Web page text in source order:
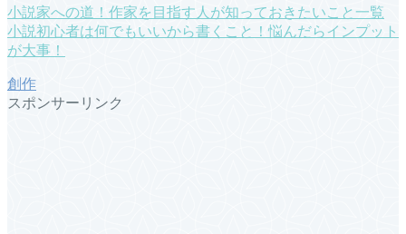
小説家への道！作家を目指す人が知っておきたいこと一覧
小説初心者は何でもいいから書くこと！悩んだらインプット
が大事！
創作
スポンサーリンク